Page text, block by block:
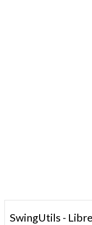
SwingUtils -